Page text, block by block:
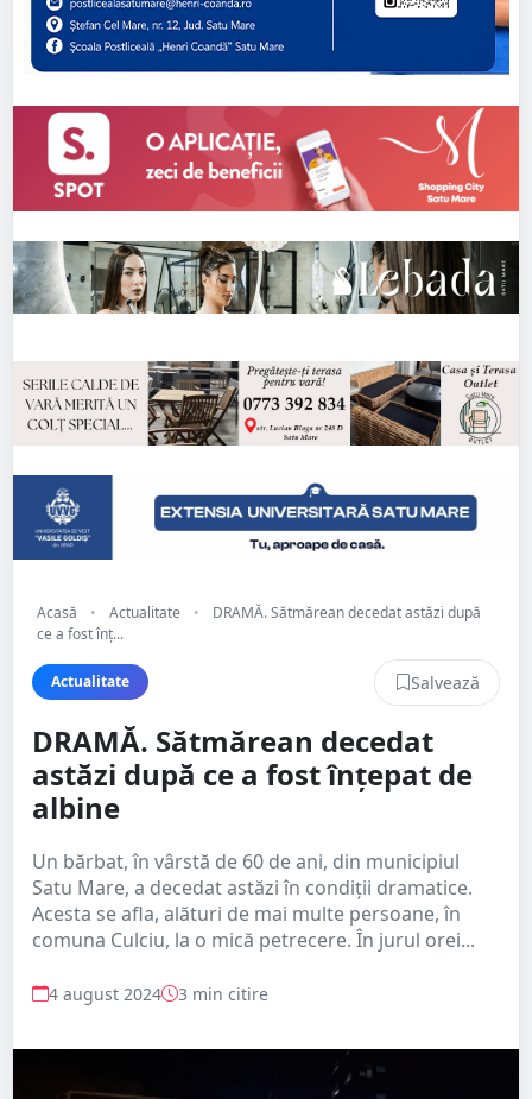
Acasă • Actualitate •
DRAMĂ. Sătmărean decedat astăzi după
ce a fost înț...
Actualitate Salvează
DRAMĂ. Sătmărean decedat
astăzi după ce a fost înțepat de
albine
Un bărbat, în vârstă de 60 de ani, din municipiul
Satu Mare, a decedat astăzi în condiții dramatice.
Acesta se afla, alături de mai multe persoane, în
comuna Culciu, la o mică petrecere. În jurul orei...
4 august 2024 3 min citire